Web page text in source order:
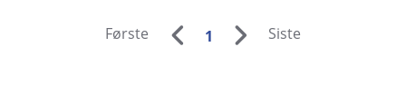
Første 1 Siste